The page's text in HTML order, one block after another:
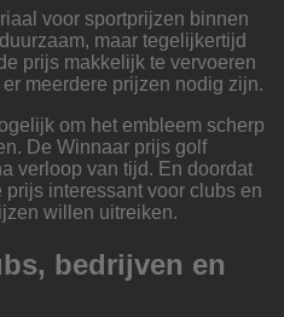
voor sportprijzen binnen
maar tegelijkertijd
prijs makkelijk te vervoeren
meerdere prijzen nodig zijn.
om het embleem scherp
De Winnaar prijs golf
verloop van tijd. En doordat
interessant voor clubs en
willen uitreiken.
bedrijven en